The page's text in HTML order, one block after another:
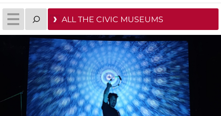
ALL THE CIVIC MUSEUMS